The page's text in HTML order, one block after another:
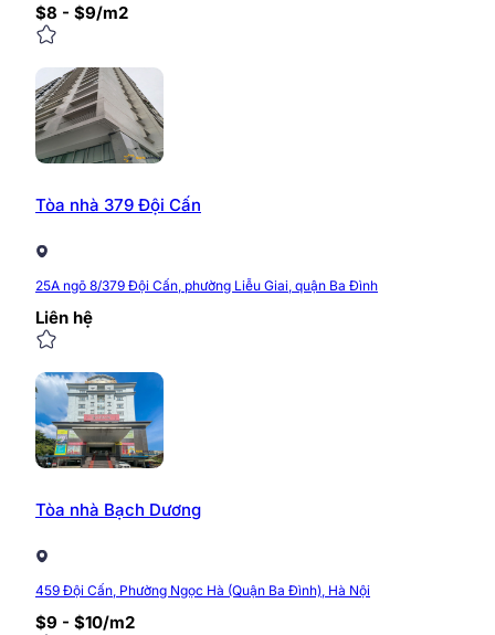
$8 - $9/m2
Tòa nhà 379 Đội Cấn
25A ngõ 8/379 Đội Cấn, phường Liễu Giai, quận Ba Đình
Liên hệ
Tòa nhà Bạch Dương
459 Đội Cấn, Phường Ngọc Hà (Quận Ba Đình), Hà Nội
$9 - $10/m2